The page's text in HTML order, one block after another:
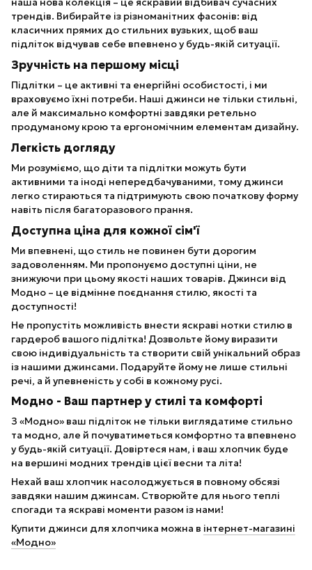
трендів. Вибирайте із різноманітних фасонів: від
класичних прямих до стильних вузьких, щоб ваш
підліток відчував себе впевнено у будь-якій ситуації.
Зручність на першому місці
Підлітки – це активні та енергійні особистості, і ми
враховуємо їхні потреби. Наші джинси не тільки стильні,
але й максимально комфортні завдяки ретельно
продуманому крою та ергономічним елементам дизайну.
Легкість догляду
Ми розуміємо, що діти та підлітки можуть бути
активними та іноді непередбачуваними, тому джинси
легко стираються та підтримують свою початкову форму
навіть після багаторазового прання.
Доступна ціна для кожної сім'ї
Ми впевнені, що стиль не повинен бути дорогим
задоволенням. Ми пропонуємо доступні ціни, не
знижуючи при цьому якості наших товарів. Джинси від
Модно – це відмінне поєднання стилю, якості та
доступності!
Не пропустіть можливість внести яскраві нотки стилю в
гардероб вашого підлітка! Дозвольте йому виразити
свою індивідуальність та створити свій унікальний образ
із нашими джинсами. Подаруйте йому не лише стильні
речі, а й упевненість у собі в кожному русі.
Модно - Ваш партнер у стилі та комфорті
З «Модно» ваш підліток не тільки виглядатиме стильно
та модно, але й почуватиметься комфортно та впевнено
у будь-якій ситуації. Довіртеся нам, і ваш хлопчик буде
на вершині модних трендів цієї весни та літа!
Нехай ваш хлопчик насолоджується в повному обсязі
завдяки нашим джинсам. Створюйте для нього теплі
спогади та яскраві моменти разом із нами!
Купити джинси для хлопчика можна в інтернет-магазині
«Модно»